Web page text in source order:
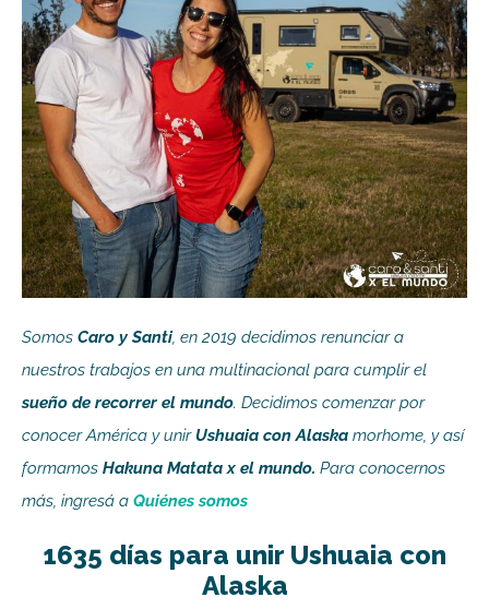
Somos Caro y Santi, en 2019 decidimos renunciar a
nuestros trabajos en una multinacional para cumplir el
sueño de recorrer el mundo. Decidimos comenzar por
conocer América y unir Ushuaia con Alaska morhome, y así
formamos Hakuna Matata x el mundo. Para conocernos
más, ingresá a Quiénes somos
1635 días para unir Ushuaia con
Alaska